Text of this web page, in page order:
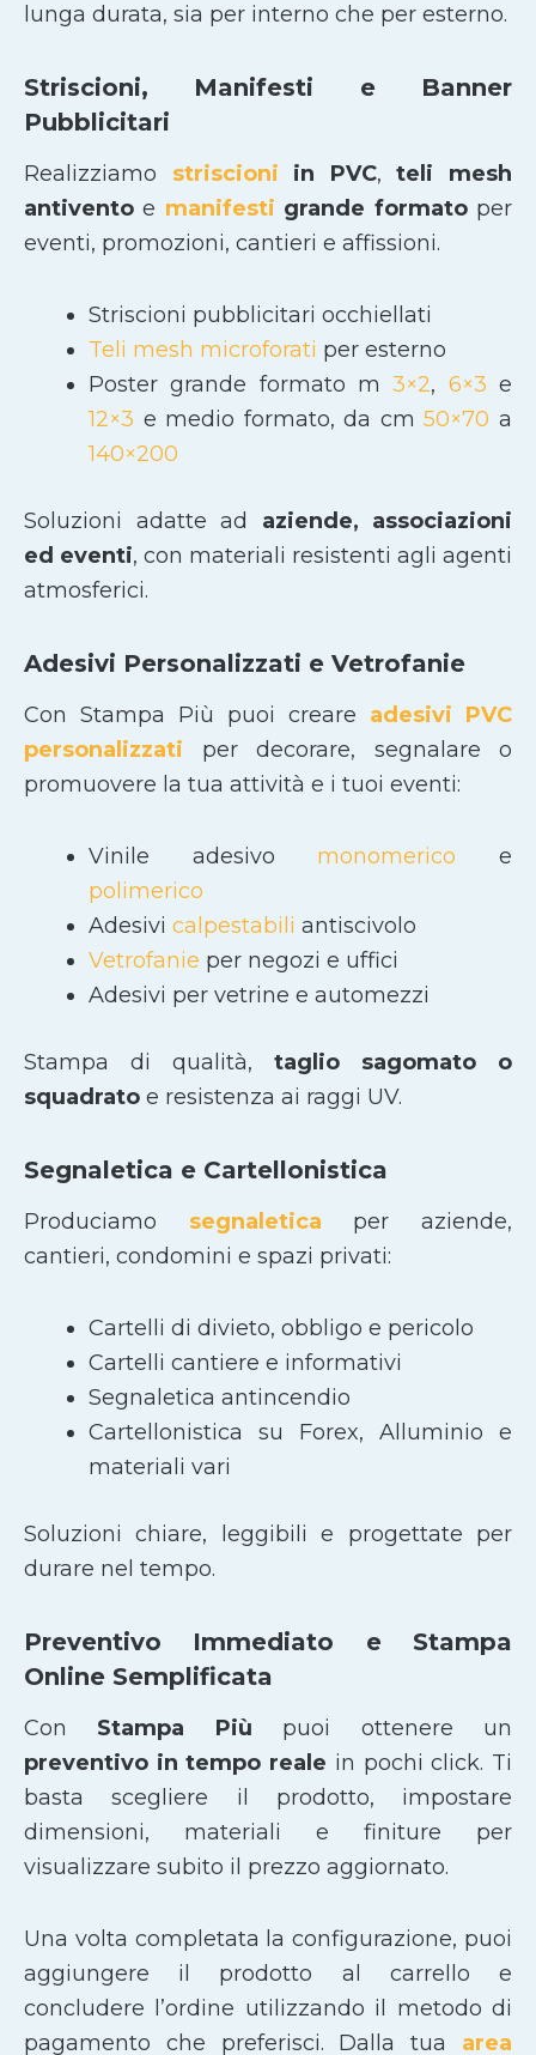
lunga durata, sia per interno che per esterno.
Striscioni, Manifesti e Banner
Pubblicitari
Realizziamo striscioni in PVC,teli mesh
antivento e manifesti grande formatoper
eventi, promozioni, cantieri e affissioni.
Striscioni pubblicitari occhiellati
Teli mesh microforati per esterno
Poster grande formato m3×2, 6×3 e
12×3 e medio formato, da cm50×70 a
140×200
Soluzioni adatte ad aziende, associazioni
ed eventi, con materiali resistenti agli agenti
atmosferici.
Adesivi Personalizzati e Vetrofanie
Con Stampa Più puoi creare adesivi PVC
personalizzati per decorare, segnalare o
promuovere la tua attività e i tuoi eventi:
Vinile adesivo monomerico e
polimerico
Adesivi calpestabili antiscivolo
Vetrofanie per negozi e uffici
Adesivi per vetrine e automezzi
Stampa di qualità, taglio sagomato
o
squadrato e resistenza ai raggi UV.
Segnaletica e Cartellonistica
Produciamo segnaletica per aziende,
cantieri, condomini e spazi privati:
Cartelli di divieto, obbligo e pericolo
Cartelli cantiere e informativi
Segnaletica antincendio
Cartellonistica su Forex, Alluminio e
materiali vari
Soluzioni chiare, leggibili e progettate per
durare nel tempo.
Preventivo Immediato e Stampa
Online Semplificata
Con Stampa Più puoi ottenere un
preventivo in tempo reale in pochi click. Ti
basta scegliere il prodotto, impostare
dimensioni, materiali e finiture per
visualizzare subito il prezzo aggiornato.
Una volta completata la configurazione, puoi
aggiungere il prodotto al carrello e
concludere l’ordine utilizzando il metodo di
pagamento che preferisci. Dalla tua area